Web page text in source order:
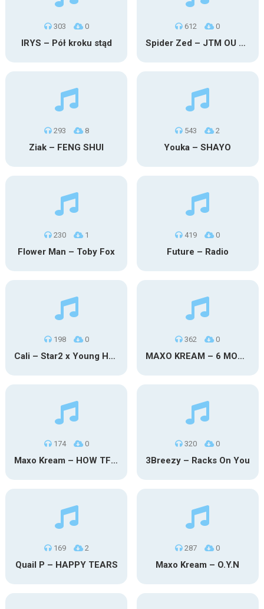
303 0
IRYS – Pół kroku stąd
612 0
Spider Zed – JTM OU TG
293 8
Ziak – FENG SHUI
543 2
Youka – SHAYO
230 1
Flower Man – Toby Fox
419 0
Future – Radio
198 0
Cali – Star2 x Young Henny
362 0
MAXO KREAM – 6 MONTHS CLEAN
174 0
Maxo Kream – HOW TF I’M LUCKY
320 0
3Breezy – Racks On You
169 2
Quail P – HAPPY TEARS
287 0
Maxo Kream – O.Y.N